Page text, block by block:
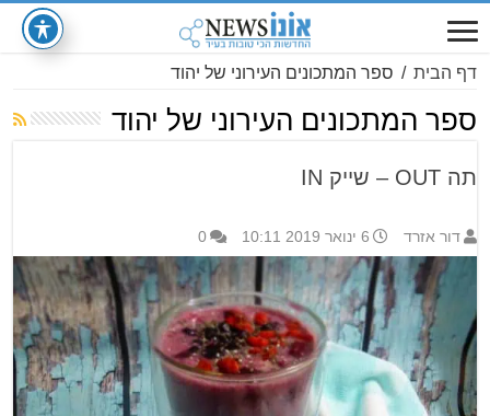
דף הבית / ספר המתכונים העירוני של יהוד
ספר המתכונים העירוני של יהוד
תה OUT – שייק IN
דור אזרד 6 ינואר 2019 10:11 0